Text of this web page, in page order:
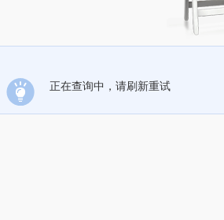
正在查询中，请刷新重试